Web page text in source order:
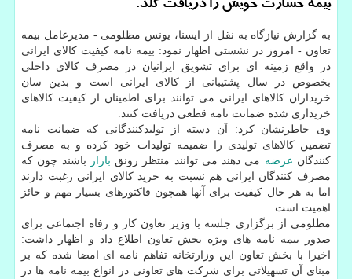
بیمه خسارت خویش را دریافت كند.
به گزارش نیازگاه به نقل از ایسنا، یونس مظلومی - مدیرعامل بیمه
تعاون - امروز در نشستی اظهار نمود: بیمه نامه كیفیت كالای ایرانی
در واقع زمینه ای برای تشویق ایرانیان در مصرف كالای داخلی
بخصوص در سال پشتیبانی از كالای ایرانی است و بدین سان
خریداران كالاهای ایرانی می توانند برای اطمینان از كیفیت كالاهای
خریداری شده ضمانت نامه قطعی دریافت كنند.
وی خاطرنشان كرد: آن دسته از تولیدكنندگانی كه ضمانت نامه
تضمین كالاهای تولیدی را ضمیمه تولیدات خود كرده و به مصرف
كنندگان عرضه می دهند می توانند منتظر رونق بازار
باشند چون كه
مصرف كنندگان ایرانی هم نسبت به خرید كالای ایرانی رغبت دارند
اما به هر حال كیفیت برای آنها همچون فاكتورهای بسیار مهم و حائز
اهمیت است.
مظلومی از برگزاری جلسه با وزیر تعاون كار و رفاه اجتماعی برای
صدور بیمه نامه های ویژه بخش تعاون اطلاع داد و اظهار داشت:
اخیرا با بخش تعاون این وزارتخانه تفاهم نامه ای امضا شده كه بر
مبنای آن تسهیلاتی برای شركت های تعاونی در انواع بیمه نامه ها در